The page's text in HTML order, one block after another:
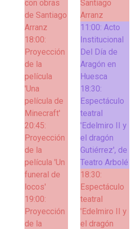
con obras
de Santiago
Arranz
18:00:
Proyección
de la
película
'Una
película de
Minecraft'
20:45:
Proyección
de la
película 'Un
funeral de
locos'
19:00:
Proyección
de la
Santiago
Arranz
11:00: Acto
Institucional
Del Día de
Aragón en
Huesca
18:30:
Espectáculo
teatral
'Edelmiro II y
el dragón
Gutiérrez', de
Teatro Arbolé
18:30:
Espectáculo
teatral
'Edelmiro II y
el dragón